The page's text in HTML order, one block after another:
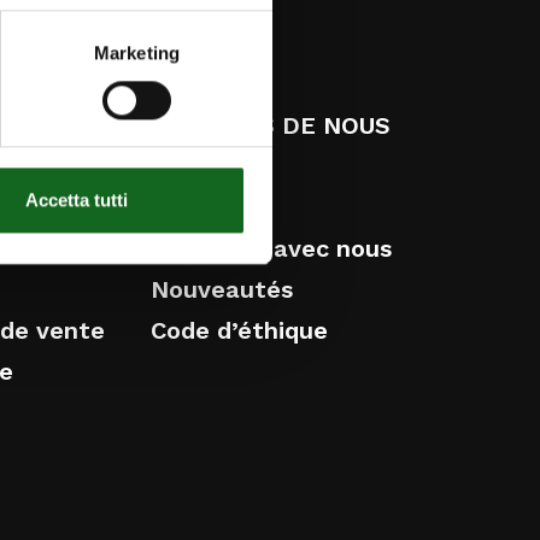
Marketing
Accetta tutti
SERVICE
vente
ESG
À PROPOS DE NOUS
Histoire
Travaillez avec nous
Nouveautés
Code d’éthique